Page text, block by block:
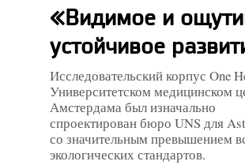
«Видимое и
устойчивое
Исследовательский корпус One
Университетском медицинском
Амстердама был изначально
спроектирован бюро UNS для
со значительным превышением
экологических стандартов.